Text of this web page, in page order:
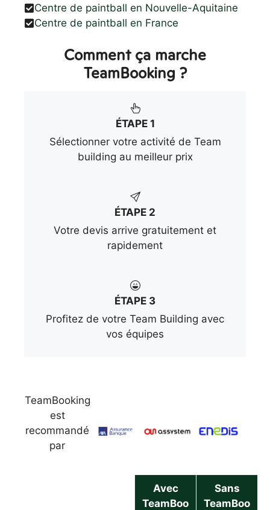
Centre de paintball en Nouvelle-Aquitaine
Centre de paintball en France
Comment ça marche
TeamBooking ?
ÉTAPE 1
Sélectionner votre activité de Team
building au meilleur prix
ÉTAPE 2
Votre devis arrive gratuitement et
rapidement
ÉTAPE 3
Profitez de votre Team Building avec
vos équipes
TeamBooking
est
recommandé
par
Avec
TeamBoo
Sans
TeamBoo